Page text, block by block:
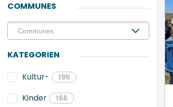
COMMUNES
KATEGORIEN
Kultur-
195
Kinder 166